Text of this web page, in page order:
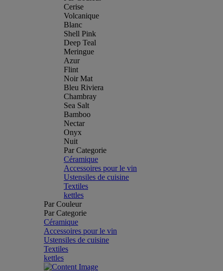
Cerise
Volcanique
Blanc
Shell Pink
Deep Teal
Meringue
Azur
Flint
Noir Mat
Bleu Riviera
Chambray
Sea Salt
Bamboo
Nectar
Onyx
Nuit
Par Categorie
Céramique
Accessoires pour le vin
Ustensiles de cuisine
Textiles
kettles
Par Couleur
Par Categorie
Céramique
Accessoires pour le vin
Ustensiles de cuisine
Textiles
kettles